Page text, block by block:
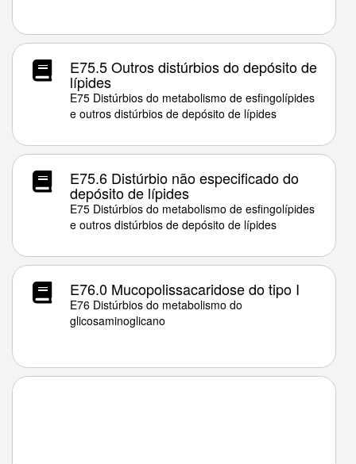
E75.5 Outros distúrbios do depósito de
lípides
E75 Distúrbios do metabolismo de esfingolípides
e outros distúrbios de depósito de lípides
E75.6 Distúrbio não especificado do
depósito de lípides
E75 Distúrbios do metabolismo de esfingolípides
e outros distúrbios de depósito de lípides
E76.0 Mucopolissacaridose do tipo I
E76 Distúrbios do metabolismo do
glicosaminoglicano